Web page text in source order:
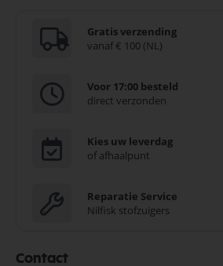
Gratis verzending
vanaf € 100 (NL)
Voor 17:00 besteld
direct verzonden
Kies uw leverdag
of afhaalpunt
Reparatie Service
Nilfisk stofzuigers
Contact